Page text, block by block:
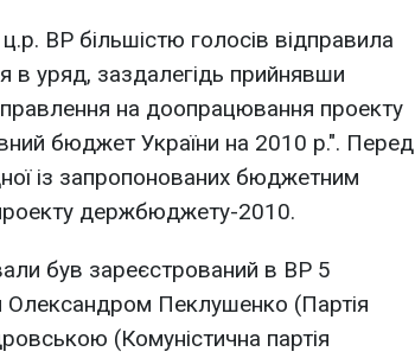
ВР більшістю голосів відправила
уряд, заздалегідь прийнявши
на доопрацювання проекту
бюджет України на 2010 р.". Перед
із запропонованих бюджетним
держбюджету-2010.
був зареєстрований в ВР 5
Олександром Пеклушенко (Партія
(Комуністична партія